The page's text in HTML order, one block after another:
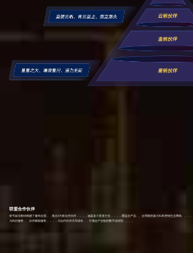
联盟合作伙伴
壹号娱乐数码构建了遍布全国，，集合3万家合作伙伴，，，，涵盖各大垂直行业，，，，覆盖全产品、、全周期的庞大B2B营销生态网络。。。
与风控服务、、伙伴赋能服务，，，，与合作伙伴共同成长，，引领全产业链的数字化转型。。。。